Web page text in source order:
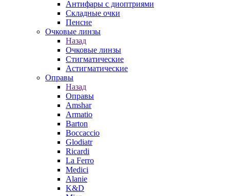
Антифары с диоптриями
Складные очки
Пенсне
Очковые линзы
Назад
Очковые линзы
Стигматические
Астигматические
Оправы
Назад
Оправы
Amshar
Armatio
Barton
Boccaccio
Glodiatr
Ricardi
La Ferro
Medici
Alanie
K&D